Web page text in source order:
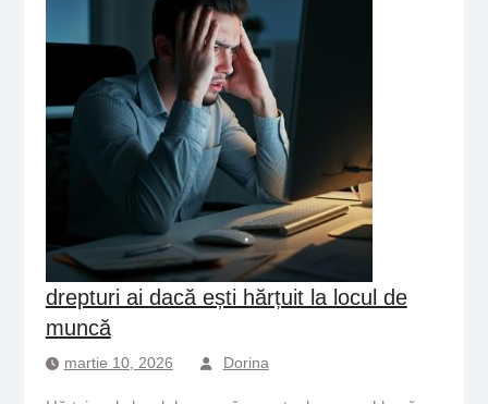
drepturi ai dacă ești hărțuit la locul de
muncă
martie 10, 2026 Dorina